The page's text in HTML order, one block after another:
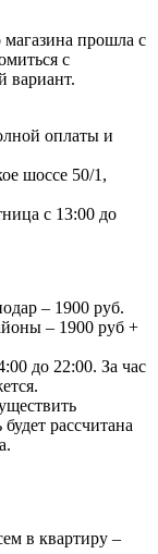
прошла с
с
вариант.
оплаты и
шоссе 50/1,
с 13:00 до
– 1900 руб.
– 1900 руб +
до 22:00. За час
рассчитана
в квартиру –